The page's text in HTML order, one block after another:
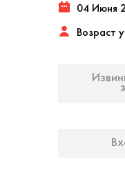
04 Июня
Возраст